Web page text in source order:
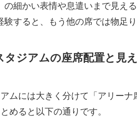
の細かい表情や息遣いまで見え
験すると、もう他の席では物足
タジアムの座席配置と見
ムには大きく分けて「アリー
めると以下の通りです。